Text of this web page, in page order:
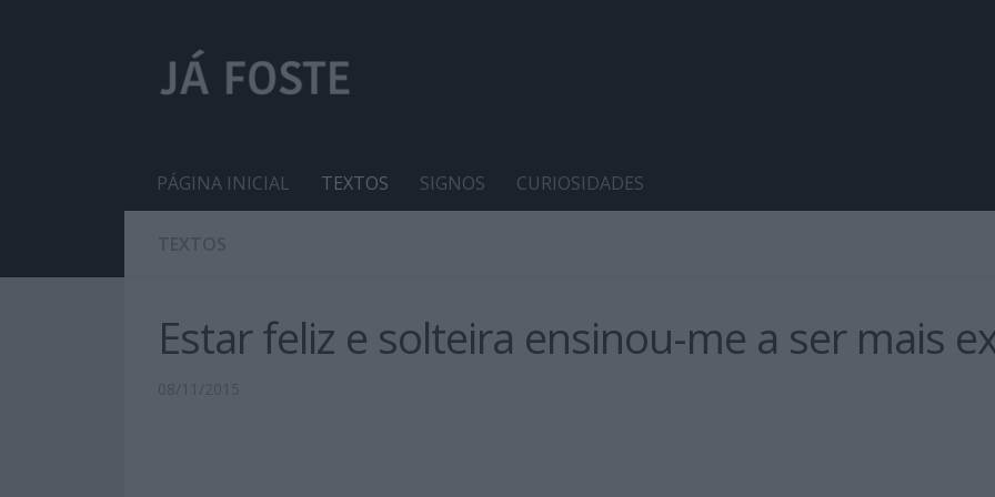
PÁGINA INICIAL TEXTOS SIGNOS CURIOSIDADES
Estar feliz e solteira ensinou-me a ser mais